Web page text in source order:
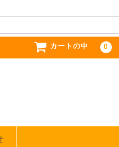
カートの中 0